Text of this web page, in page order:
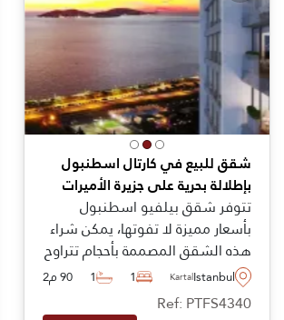
شقق للبيع في كارتال اسطنبول
بإطلالة بحرية على جزيرة الأميرات
تتوفر شقق بيلفيو اسطنبول
بأسعار مميزة لا تفوتها، يمكن شراء
هذه الشقق المصممة بأحجام تتراوح
من غرفة نوم واحدة إلى ثلاث غرف
نوم مع دوبلكس وشقق أرضية عادية
Istanbul
Kartal
1
1 90 م2
Ref: PTFS4340